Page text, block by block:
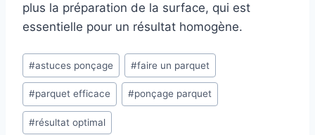
plus la préparation de la surface, qui est
essentielle pour un résultat homogène.
Étiquettes
de
la
publication :
#astuces ponçage #faire un parquet
#parquet efficace #ponçage parquet
#résultat optimal